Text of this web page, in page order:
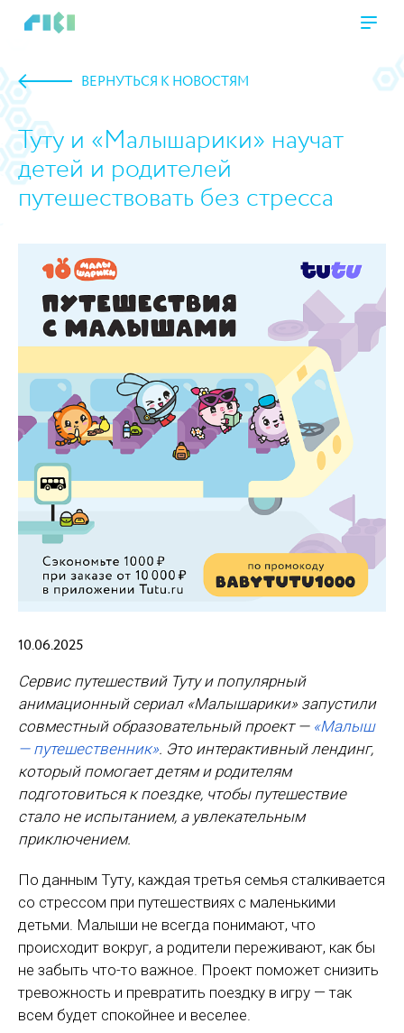
ВЕРНУТЬСЯ К НОВОСТЯМ
Туту и «Малышарики» научат
детей и родителей
путешествовать без стресса
https://www.high-endrolex.com/45
10.06.2025
Сервис путешествий Туту и популярный
анимационный сериал «Малышарики» запустили
совместный образовательный проект — «Малыш
— путешественник». Это интерактивный лендинг,
который помогает детям и родителям
подготовиться к поездке, чтобы путешествие
стало не испытанием, а увлекательным
приключением.
По данным Туту, каждая третья семья сталкивается
со стрессом при путешествиях с маленькими
детьми. Малыши не всегда понимают, что
происходит вокруг, а родители переживают, как бы
не забыть что-то важное. Проект поможет снизить
тревожность и превратить поездку в игру — так
всем будет спокойнее и веселее.